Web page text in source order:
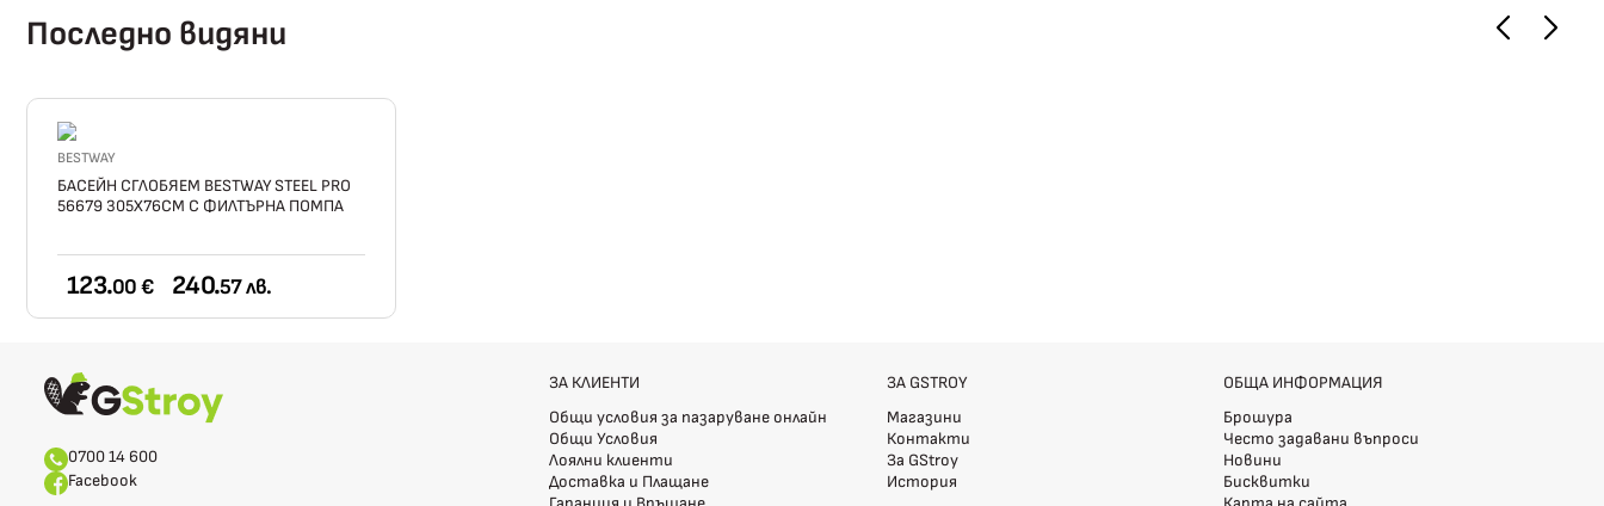
Последно видяни
BESTWAY
БАСЕЙН СГЛОБЯЕМ BESTWAY STEEL PRO
56679 305X76СМ С ФИЛТЪРНА ПОМПА
123.00 € 240.57 лв.
0700 14 600
Facebook
ЗА КЛИЕНТИ
Общи условия за пазаруване онлайн
Общи Условия
Лоялни клиенти
Доставка и Плащане
ЗА GSTROY
Магазини
Контакти
За GStroy
История
ОБЩА ИНФОРМАЦИЯ
Брошура
Често задавани въпроси
Новини
Бисквитки